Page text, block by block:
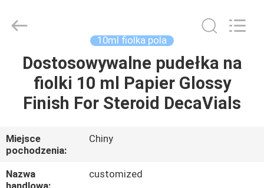
DOM
PRODUKTY
O
NAS
Reserved.
10ml fiolka pola
Dostosowywalne pudełka na
fiolki 10 ml Papier Glossy
Finish For Steroid DecaVials
Miejsce
pochodzenia:
Chiny
Nazwa
customized